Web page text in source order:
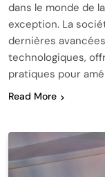
dans le monde de
exception. La
dernières
technologiques,
pratiques pour
Read More